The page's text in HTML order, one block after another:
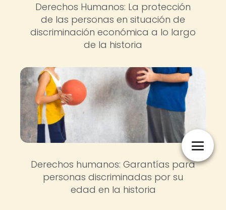
Derechos Humanos: La protección
de las personas en situación de
discriminación económica a lo largo
de la historia
Derechos humanos: Garantías para
personas discriminadas por su
edad en la historia